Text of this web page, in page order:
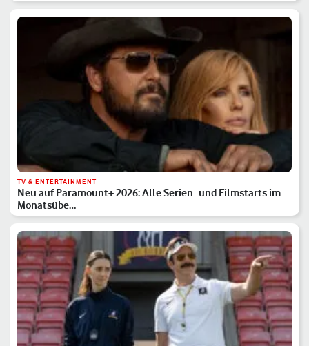
TV & ENTERTAINMENT
Neu auf Paramount+ 2026: Alle Serien- und Filmstarts im
Monatsübe…